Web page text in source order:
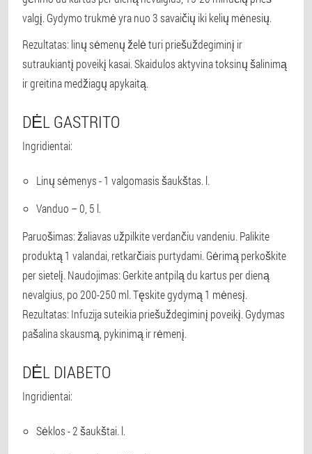
valgį. Gydymo trukmė yra nuo 3 savaičių iki kelių mėnesių.
Rezultatas: linų sėmenų želė turi priešuždegiminį ir
sutraukiantį poveikį kasai. Skaidulos aktyvina toksinų šalinimą
ir greitina medžiagų apykaitą.
DĖL GASTRITO
Ingridientai:
Linų sėmenys - 1 valgomasis šaukštas. l.
Vanduo – 0, 5 l.
Paruošimas: žaliavas užpilkite verdančiu vandeniu. Palikite
produktą 1 valandai, retkarčiais purtydami. Gėrimą perkoškite
per sietelį. Naudojimas: Gerkite antpilą du kartus per dieną
nevalgius, po 200-250 ml. Tęskite gydymą 1 mėnesį.
Rezultatas: Infuzija suteikia priešuždegiminį poveikį. Gydymas
pašalina skausmą, pykinimą ir rėmenį.
DĖL DIABETO
Ingridientai:
Sėklos - 2 šaukštai. l.